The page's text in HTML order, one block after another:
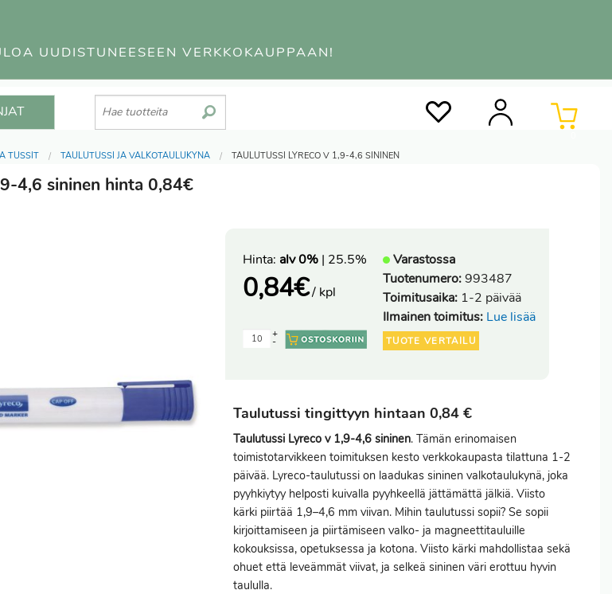
UUDISTUNEESEEN VERKKOKAUPPAAN!
TUSSIT TAULUTUSSI JA VALKOTAULUKYNÄ TAULUTUSSI LYRECO V 1,9-4,6 SININEN
4,6 sininen hinta 0,84€
Hinta: alv 0% | 25.5%
0,84€/ kpl
-
+
Varastossa
Tuotenumero:993487
Toimitusaika: 1-2 päivää
Ilmainen toimitus: Lue lisää
TUOTE VERTAILU
Taulutussi tingittyyn hintaan 0,84 €
Taulutussi Lyreco v 1,9-4,6 sininen. Tämän erinomaisen
toimistotarvikkeen toimituksen kesto verkkokaupasta tilattuna 1-2
päivää. Lyreco-taulutussi on laadukas sininen valkotaulukynä, joka
pyyhkiytyy helposti kuivalla pyyhkeellä jättämättä jälkiä. Viisto
kärki piirtää 1,9–4,6 mm viivan. Mihin taulutussi sopii? Se sopii
kirjoittamiseen ja piirtämiseen valko- ja magneettitauluille
kokouksissa, opetuksessa ja kotona. Viisto kärki mahdollistaa sekä
ohuet että leveämmät viivat, ja selkeä sininen väri erottuu hyvin
taululla.